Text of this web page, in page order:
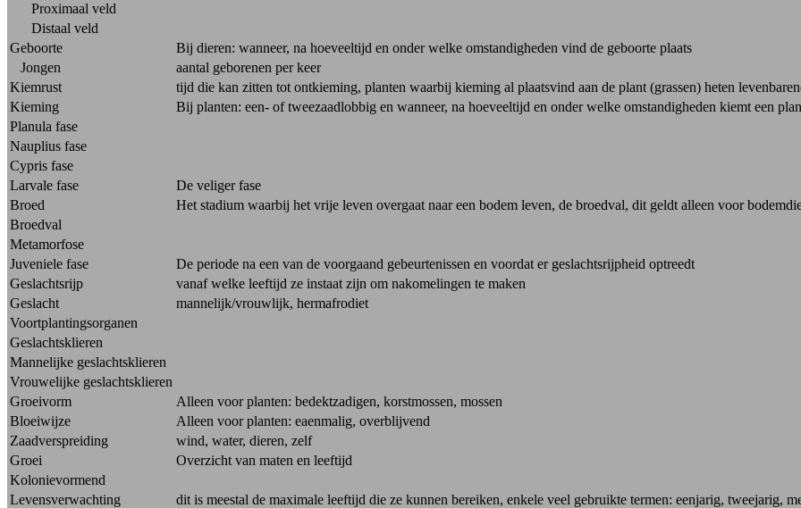
Proximaal veld
Distaal veld
Geboorte
Bij dieren: wanneer, na hoeveeltijd en onder welke omstandigheden vind de geboorte plaats
Jongen
aantal geborenen per keer
Kiemrust
tijd die kan zitten tot ontkieming, planten waarbij kieming al plaatsvind aan de plant (grassen) heten
Kieming
Bij planten: een- of tweezaadlobbig en wanneer, na hoeveeltijd en onder welke omstandigheden kiemt een
Planula fase
Nauplius fase
Cypris fase
Larvale fase
De veliger fase
Broed
Het stadium waarbij het vrije leven overgaat naar een bodem leven, de broedval, dit geldt alleen voor
Broedval
Metamorfose
Juveniele fase
De periode na een van de voorgaand gebeurtenissen en voordat er geslachtsrijpheid optreedt
Geslachtsrijp
vanaf welke leeftijd ze instaat zijn om nakomelingen te maken
Geslacht
mannelijk/vrouwlijk, hermafrodiet
Voortplantingsorganen
Geslachtsklieren
Mannelijke geslachtsklieren
Vrouwelijke geslachtsklieren
Groeivorm
Alleen voor planten: bedektzadigen, korstmossen, mossen
Bloeiwijze
Alleen voor planten: eaenmalig, overblijvend
Zaadverspreiding
wind, water, dieren, zelf
Groei
Overzicht van maten en leeftijd
Kolonievormend
Levensverwachting
dit is meestal de maximale leeftijd die ze kunnen bereiken, enkele veel gebruikte termen: eenjarig, tweejarig,